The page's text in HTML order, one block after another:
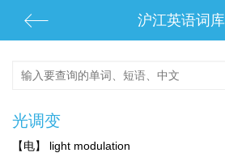
沪江英语词库
光调变
【电】 light modulation